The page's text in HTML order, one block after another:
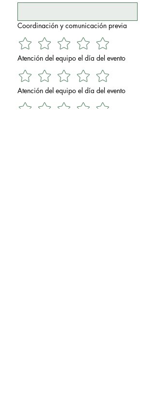
Coordinación y comunicación previa
Atención del equipo el día del evento
Atención del equipo el día del evento